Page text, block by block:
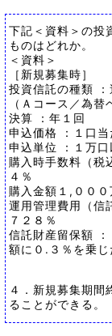
下記＜資料＞の投
ものはどれか。
＜資料＞
［新規募集時］
投資信託の種類
（Ａコース／為
決算 ：年１回
申込価格 ：１口当
申込単位 ：１万
購入時手数料（税
４％
購入金額１,００
運用管理費用（信
７２８％
信託財産留保額
額に０.３％を乗じ
４．新規募集期間
ることができる。